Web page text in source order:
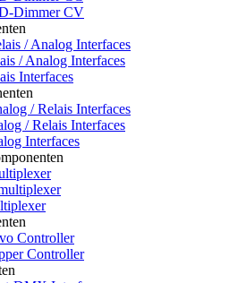
Dimmer CV
/ Analog Interfaces
/ Analog Interfaces
Interfaces
/ Relais Interfaces
/ Relais Interfaces
Interfaces
Controller
Controller